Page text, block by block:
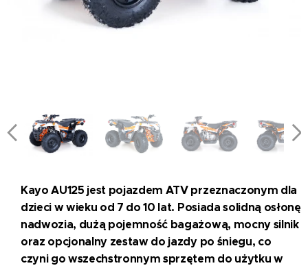
Kayo AU125 jest pojazdem ATV przeznaczonym dla
dzieci w wieku od 7 do 10 lat. Posiada solidną osłonę
nadwozia, dużą pojemność bagażową, mocny silnik
oraz opcjonalny zestaw do jazdy po śniegu, co
czyni go wszechstronnym sprzętem do użytku w